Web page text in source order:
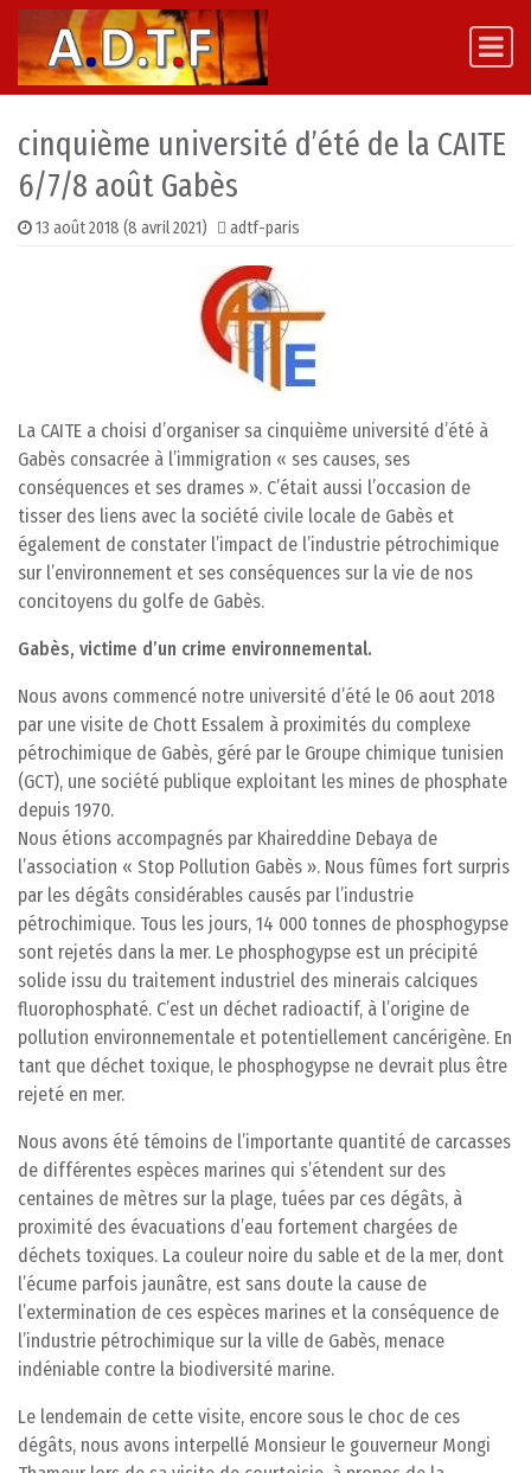
Skip to content
Main Navigation
cinquième université d’été de la CAITE
6/7/8 août Gabès
13 août 2018 (8 avril 2021) adtf-paris
La CAITE a choisi d’organiser sa cinquième université d’été à
Gabès consacrée à l’immigration « ses causes, ses
conséquences et ses drames ». C’était aussi l’occasion de
tisser des liens avec la société civile locale de Gabès et
également de constater l’impact de l’industrie pétrochimique
sur l’environnement et ses conséquences sur la vie de nos
concitoyens du golfe de Gabès.
Gabès, victime d’un crime environnemental.
Nous avons commencé notre université d’été le 06 aout 2018
par une visite de Chott Essalem à proximités du complexe
pétrochimique de Gabès, géré par le Groupe chimique tunisien
(GCT), une société publique exploitant les mines de phosphate
depuis 1970.
Nous étions accompagnés par Khaireddine Debaya de
l’association « Stop Pollution Gabès ». Nous fûmes fort surpris
par les dégâts considérables causés par l’industrie
pétrochimique. Tous les jours, 14 000 tonnes de phosphogypse
sont rejetés dans la mer. Le phosphogypse est un précipité
solide issu du traitement industriel des minerais calciques
fluorophosphaté. C’est un déchet radioactif, à l’origine de
pollution environnementale et potentiellement cancérigène. En
tant que déchet toxique, le phosphogypse ne devrait plus être
rejeté en mer.
Nous avons été témoins de l’importante quantité de carcasses
de différentes espèces marines qui s’étendent sur des
centaines de mètres sur la plage, tuées par ces dégâts, à
proximité des évacuations d’eau fortement chargées de
déchets toxiques. La couleur noire du sable et de la mer, dont
l’écume parfois jaunâtre, est sans doute la cause de
l’extermination de ces espèces marines et la conséquence de
l’industrie pétrochimique sur la ville de Gabès, menace
indéniable contre la biodiversité marine.
Le lendemain de cette visite, encore sous le choc de ces
dégâts, nous avons interpellé Monsieur le gouverneur Mongi